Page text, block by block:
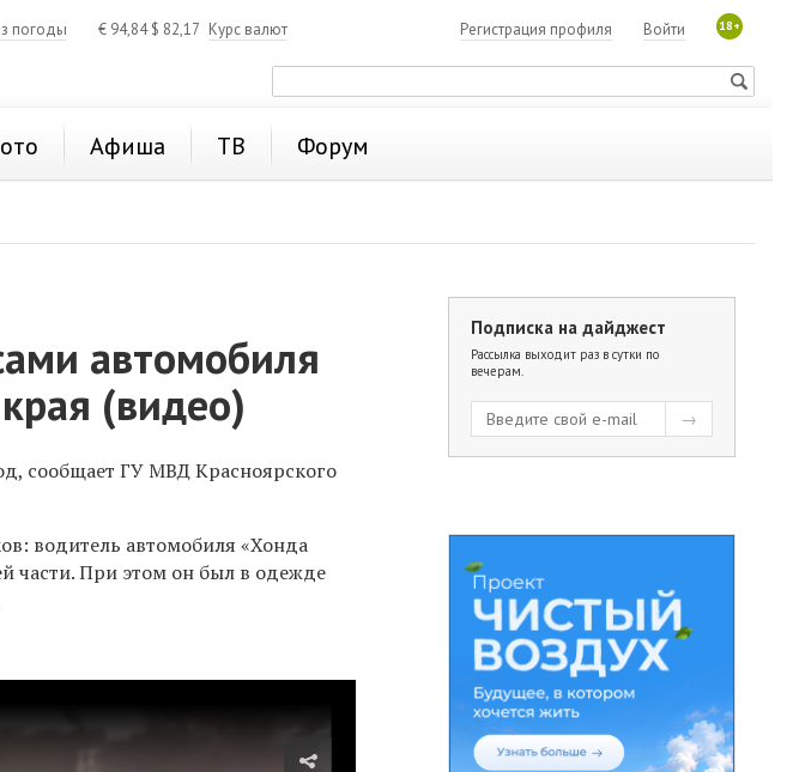
погоды € 94,84$ 82,17 Курс валют 18+
Войти
Регистрация профиля
Афиша ТВ Форум
автомобиля
(видео)
сообщает ГУ МВД Красноярского
водитель автомобиля «Хонда
части. При этом он был в одежде
Подписка на дайджест
Рассылка выходит раз в сутки по
вечерам.